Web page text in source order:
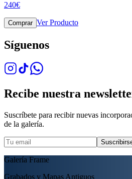
240€
Comprar Ver Producto
Síguenos
Recibe nuestra
Suscríbete para recibir nuevas
de la galería.
Galería Frame
Grabados y Mapas Antiguos